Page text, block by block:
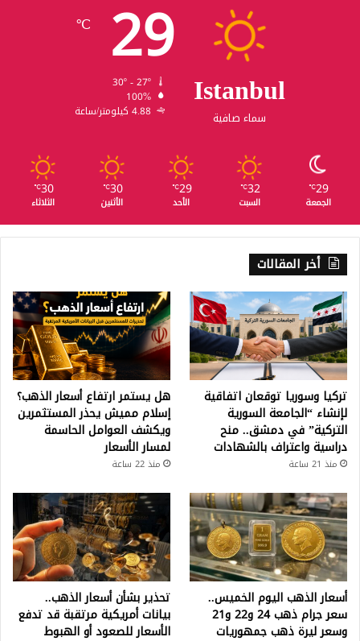
Istanbul
سماء صافية
29
℃
100%
4.88 كيلومتر/ساعة
29
℃
الجمعة
32
℃
السبت
29
℃
الأحد
30
℃
الأثنين
30
℃
الثلاثاء
أخر المقالات
تركيا وسوريا توقعان اتفاقية
لإنشاء “الجامعة السورية
التركية” في دمشق.. منح
دراسية واعتراف بالشهادات
منذ 21 ساعة
هل يستمر ارتفاع أسعار الذهب؟
إسلام مميش يحذر المستثمرين
ويكشف العوامل الحاسمة
لمسار الأسعار
منذ 22 ساعة
أسعار الذهب اليوم الخميس..
سعر جرام ذهب 24 و22 و21
وسعر ليرة ذهب جمهوريات
تحذير بشأن أسعار الذهب..
بيانات أمريكية مرتقبة قد تدفع
الأسعار للصعود أو الهبوط